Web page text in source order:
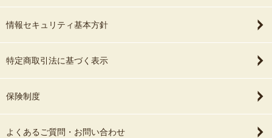
情報セキュリティ基本方針
特定商取引法に基づく表示
保険制度
よくあるご質問・お問い合わせ